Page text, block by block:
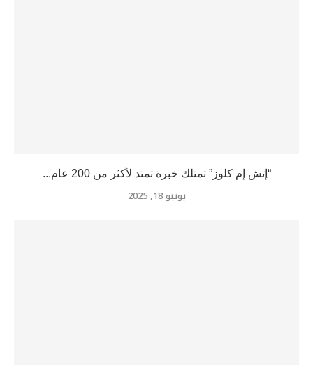
“إتش إم كلوز” تمتلك خبرة تمتد لأكثر من 200 عام...
يونيو 18, 2025